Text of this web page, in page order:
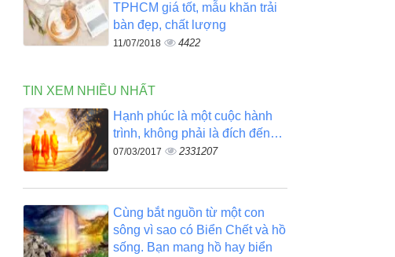
TPHCM giá tốt, mẫu khăn trải
bàn đẹp, chất lượng
11/07/2018 4422
TIN XEM NHIỀU NHẤT
Hạnh phúc là một cuộc hành
trình, không phải là đích đến…
07/03/2017 2331207
Cùng bắt nguồn từ một con
sông vì sao có Biển Chết và hồ
sống. Bạn mang hồ hay biển